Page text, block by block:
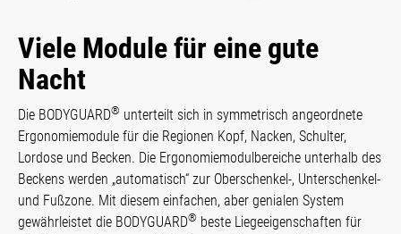
Viele Module für eine gute
Nacht
Die BODYGUARD® unterteilt sich in sym­metrisch angeordnete
Ergo­nomie­module für die Regio­nen Kopf, Nacken, Schulter,
Lordose und Becken. Die Ergo­nomie­modul­bereiche unterhalb des
Beckens werden „automa­tisch“ zur Ober­schen­kel-, Unter­schenkel-
und Fußzone. Mit diesem ein­fachen, aber genialen Sys­tem
gewähr­leistet die BODYGUARD® beste Liege­eigen­schaf­ten für